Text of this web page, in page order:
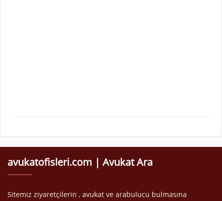
avukatofisleri.com | Avukat Ara
Sitemiz ziyaretçilerin , avukat ve arabulucu bulmasına